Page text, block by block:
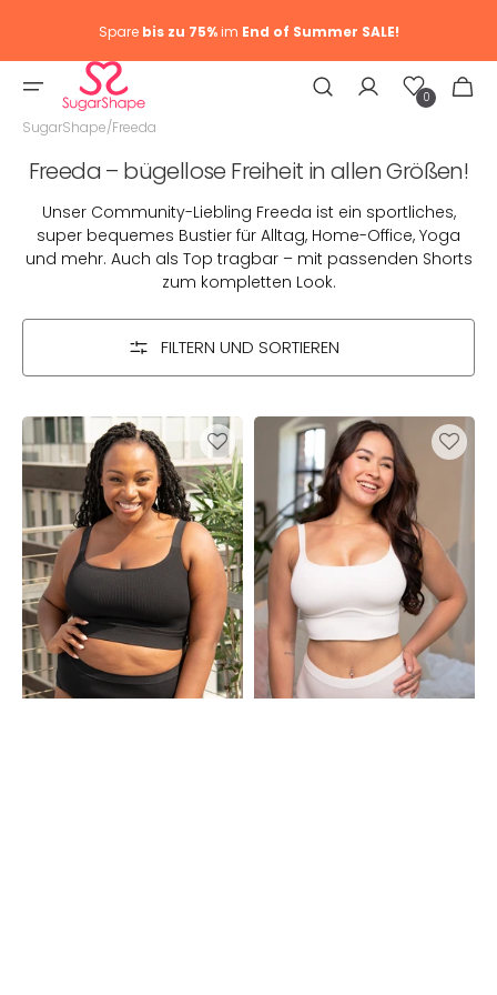
Sparebis zu 75%im End of Summer SALE!
Wunschliste
0 0
SugarShape/Freeda
Freeda – bügellose Freiheit in allen Größen!
Unser Community-Liebling Freeda ist ein sportliches,
super bequemes Bustier für Alltag, Home-Office, Yoga
und mehr. Auch als Top tragbar – mit passenden Shorts
zum kompletten Look.
FILTERN UND SORTIEREN
Bustier
Freeda
Black
Bustier
Freeda